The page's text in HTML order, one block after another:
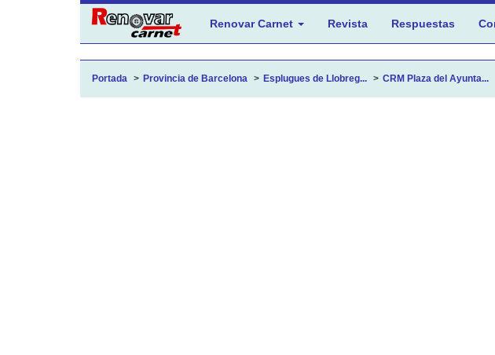
Renovar Carnet Revista Respuestas
Portada Provincia de Barcelona Esplugues de Llobreg... CRM Plaza del Ayunta...